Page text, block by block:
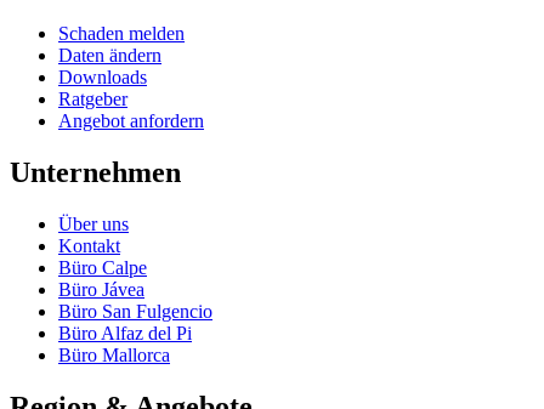
Schaden melden
Daten ändern
Downloads
Ratgeber
Angebot anfordern
Unternehmen
Über uns
Kontakt
Büro Calpe
Büro Jávea
Büro San Fulgencio
Büro Alfaz del Pi
Büro Mallorca